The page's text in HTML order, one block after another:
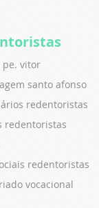
vitor
santo afonso
redentoristas
redentoristas
redentoristas
vocacional